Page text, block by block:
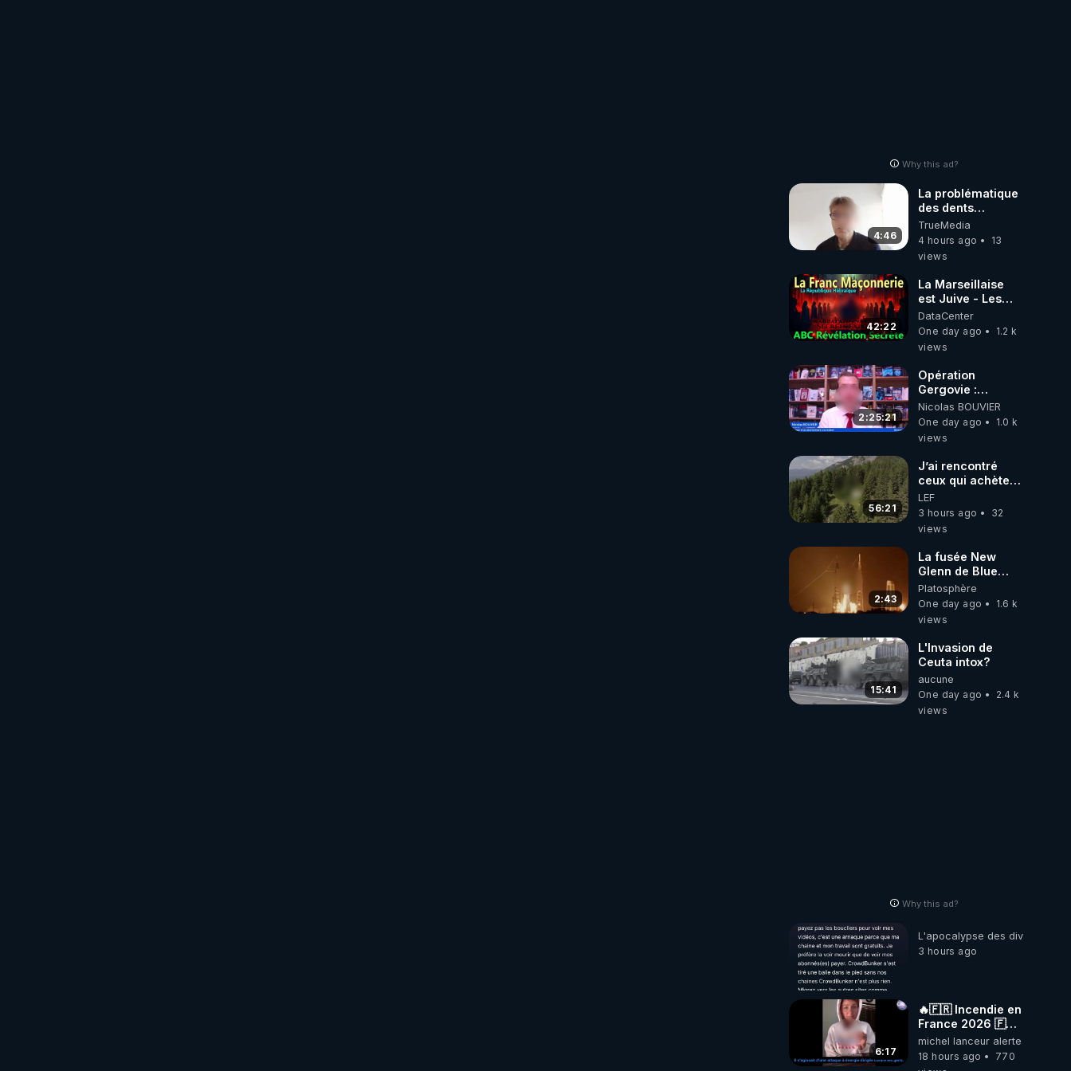
Why this ad?
4:46
La problématique
des dents
dévitalisées et
des implants
TrueMedia
4 hours ago
13
views
42:22
La Marseillaise
est Juive - Les
Reseaux - Gallia
et la France -
Symbolisme
DataCenter
One day ago
1.2 k
views
2:25:21
Opération
Gergovie :
‪@38resistancegauloise‬
‪@MarionSigautOfficiel‬
‪@gladysriifard5710‬
Nicolas BOUVIER
One day ago
1.0 k
views
56:21
J’ai rencontré
ceux qui achètent
des bunkers pour
survivre à la fin
du monde
LEF
3 hours ago
32
views
2:43
La fusée New
Glenn de Blue
Origin vient de
partir en fumée.
Platosphère
One day ago
1.6 k
views
15:41
L'Invasion de
Ceuta intox?
aucune
One day ago
2.4 k
views
Why this ad?
L'apocalypse des divulgations
3 hours ago
6:17
🔥🇫🇷 Incendie en
France 2026 🇫🇷
🔥 💥Criminel ou
coincidence
naturelle?💥
michel lanceur alerte
18 hours ago
770